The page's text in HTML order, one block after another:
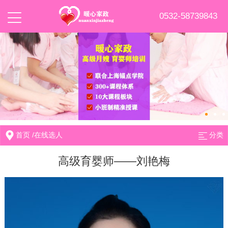
0532-58739843
首页 /在线选人 分类
高级育婴师——刘艳梅